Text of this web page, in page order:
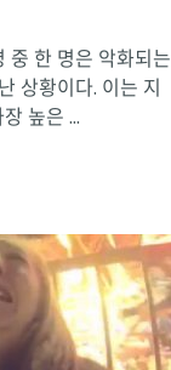
중 한 명은 악화되는
상황이다. 이는 지
높은 ...